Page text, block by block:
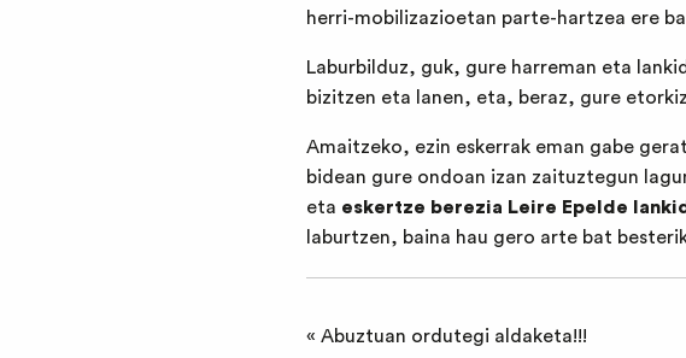
herri-mobilizazioetan parte-hartzea ere
Laburbilduz, guk, gure harreman eta
bizitzen eta lanen, eta, beraz, gure
Amaitzeko, ezin eskerrak eman gabe
bidean gure ondoan izan zaituztegun
eta eskertze berezia Leire Epelde
laburtzen, baina hau gero arte bat
« Abuztuan ordutegi aldaketa!!!